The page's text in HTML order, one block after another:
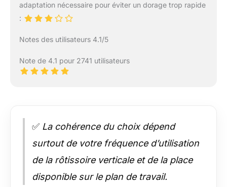
adaptation nécessaire pour éviter un dorage trop rapide
:
Notes des utilisateurs 4.1/5
Note de 4.1 pour 2741 utilisateurs
✅ La cohérence du choix dépend
surtout de votre fréquence d’utilisation
de la rôtissoire verticale et de la place
disponible sur le plan de travail.